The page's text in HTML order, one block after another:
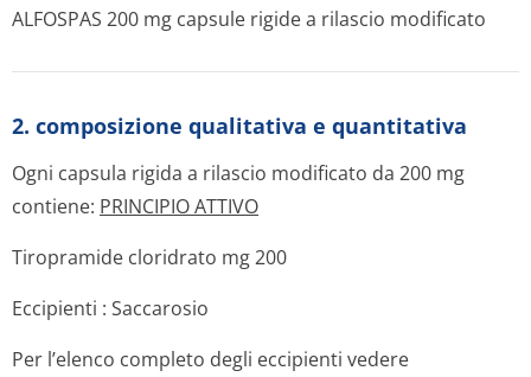
ALFOSPAS 200 mg capsule rigide a rilascio modificato
2. composizione qualitativa e quantitativa
Ogni capsula rigida a rilascio modificato da 200 mg
contiene: PRINCIPIO ATTIVO
Tiropramide cloridrato mg 200
Eccipienti : Saccarosio
Per l’elenco completo degli eccipienti vedere